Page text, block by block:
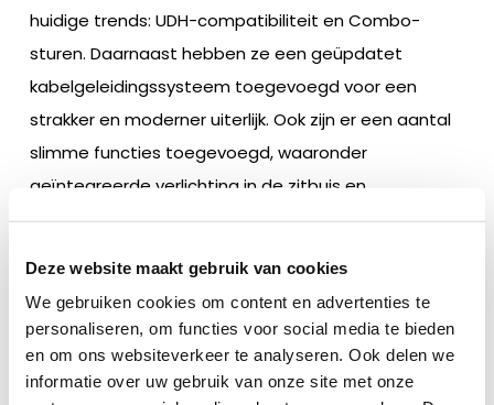
Deze website maakt gebruik van cookies
We gebruiken cookies om content en advertenties te
personaliseren, om functies voor social media te bieden
en om ons websiteverkeer te analyseren. Ook delen we
informatie over uw gebruik van onze site met onze
huidige trends: UDH-compatibiliteit en Combo-
sturen. Daarnaast hebben ze een geüpdatet
kabelgeleidingssysteem toegevoegd voor een
strakker en moderner uiterlijk. Ook zijn er een aantal
slimme functies toegevoegd, waaronder
geïntegreerde verlichting in de zitbuis en
bevestigingspunten voor spatborden.
Getest in Duitsland
De nieuwe frames zijn onderworpen aan strenge
tests in het EFBe-laboratorium in Duitsland, dat
bekendstaat om zijn hoge kwaliteitsnormen en